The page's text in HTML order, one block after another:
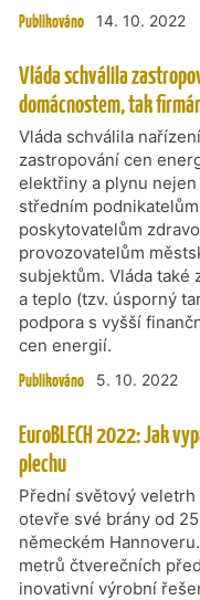
Publikováno 14. 10. 2022
Vláda schválila
domácnostem, tak
Vláda schválila
zastropování cen
elektřiny a plynu
středním
poskytovatelům
provozovatelům
subjektům. Vláda
a teplo (tzv. úsporný
podpora s vyšší
cen energií.
Publikováno 5. 10. 2022
EuroBLECH 2022: Jak
plechu
Přední světový
otevře své brány od
německém
metrů čtverečních
inovativní výrobní